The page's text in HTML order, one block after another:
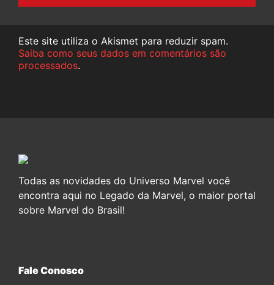
Este site utiliza o Akismet para reduzir spam.
Saiba como seus dados em comentários são
processados.
Todas as novidades do Universo Marvel você
encontra aqui no Legado da Marvel, o maior portal
sobre Marvel do Brasil!
Fale Conosco